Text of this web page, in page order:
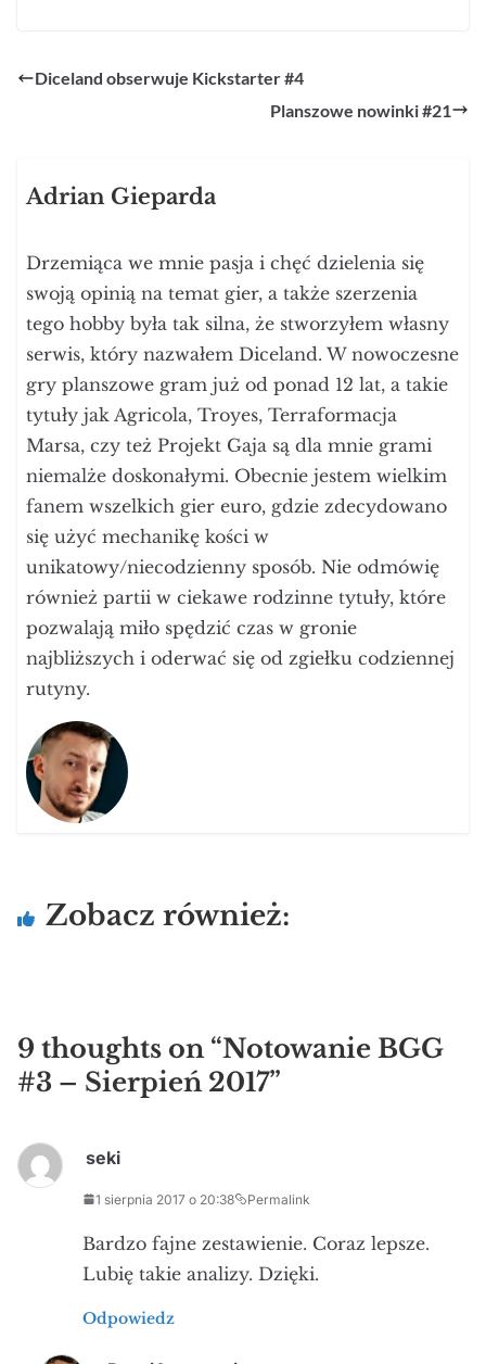
Diceland obserwuje Kickstarter #4
Planszowe nowinki #21
Adrian Gieparda
Drzemiąca we mnie pasja i chęć dzielenia się
swoją opinią na temat gier, a także szerzenia
tego hobby była tak silna, że stworzyłem własny
serwis, który nazwałem Diceland. W nowoczesne
gry planszowe gram już od ponad 12 lat, a takie
tytuły jak Agricola, Troyes, Terraformacja
Marsa, czy też Projekt Gaja są dla mnie grami
niemalże doskonałymi. Obecnie jestem wielkim
fanem wszelkich gier euro, gdzie zdecydowano
się użyć mechanikę kości w
unikatowy/niecodzienny sposób. Nie odmówię
również partii w ciekawe rodzinne tytuły, które
pozwalają miło spędzić czas w gronie
najbliższych i oderwać się od zgiełku codziennej
rutyny.
Zobacz również:
9 thoughts on “Notowanie BGG
#3 – Sierpień 2017”
seki
1 sierpnia 2017 o 20:38 Permalink
Bardzo fajne zestawienie. Coraz lepsze.
Lubię takie analizy. Dzięki.
Odpowiedz